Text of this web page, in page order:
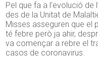
Pel que fa a l’evolució de
des de la Unitat de
Misses asseguren que el
té febre però ja ahir,
va començar a rebre el
casos de coronavirus.